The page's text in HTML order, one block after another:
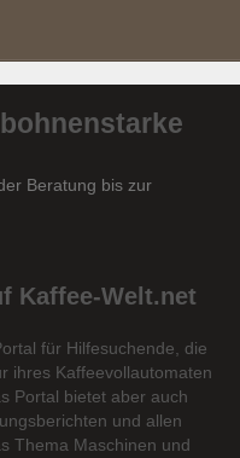
Beratung bis zur
Kaffee-Welt.net
für Hilfesuchende, die
ihres Kaffeevollautomaten
Portal bietet aber auch
und allen
Thema Maschinen und